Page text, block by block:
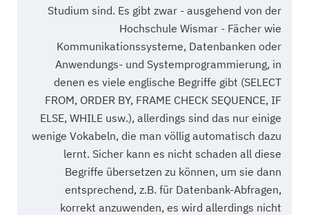
Studium sind. Es gibt zwar - ausgehend von der
Hochschule Wismar - Fächer wie
Kommunikationssysteme, Datenbanken oder
Anwendungs- und Systemprogrammierung, in
denen es viele englische Begriffe gibt (SELECT
FROM, ORDER BY, FRAME CHECK SEQUENCE, IF
ELSE, WHILE usw.), allerdings sind das nur einige
wenige Vokabeln, die man völlig automatisch dazu
lernt. Sicher kann es nicht schaden all diese
Begriffe übersetzen zu können, um sie dann
entsprechend, z.B. für Datenbank-Abfragen,
korrekt anzuwenden, es wird allerdings nicht